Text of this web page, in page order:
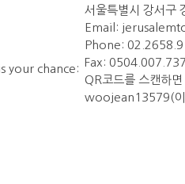
your chance:
서울특별시 강서구
Email:
Phone:
Fax:
QR코드를 스캔하
woojean13579(이